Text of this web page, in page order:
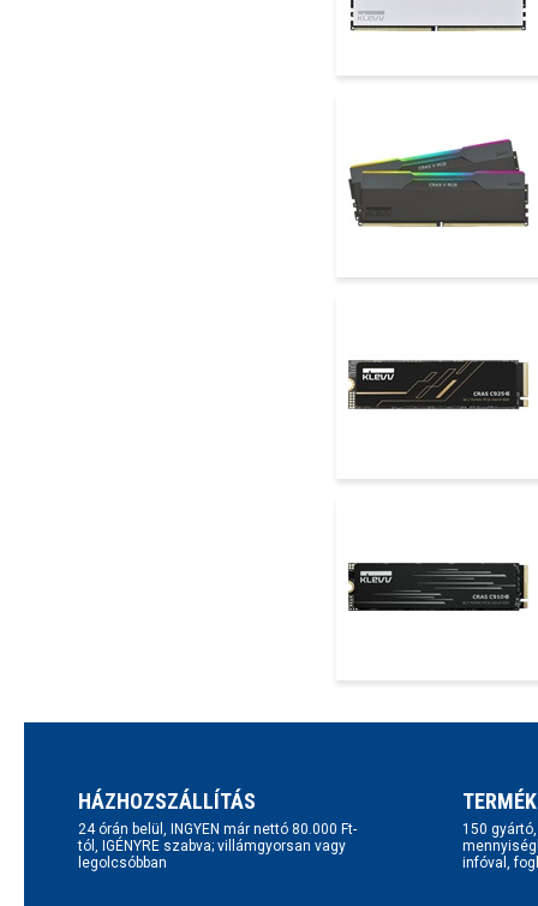
HÁZHOZSZÁLLÍTÁS
24 órán belül, INGYEN már nettó 80.000 Ft-
tól, IGÉNYRE szabva; villámgyorsan vagy
legolcsóbban
150
infóval,